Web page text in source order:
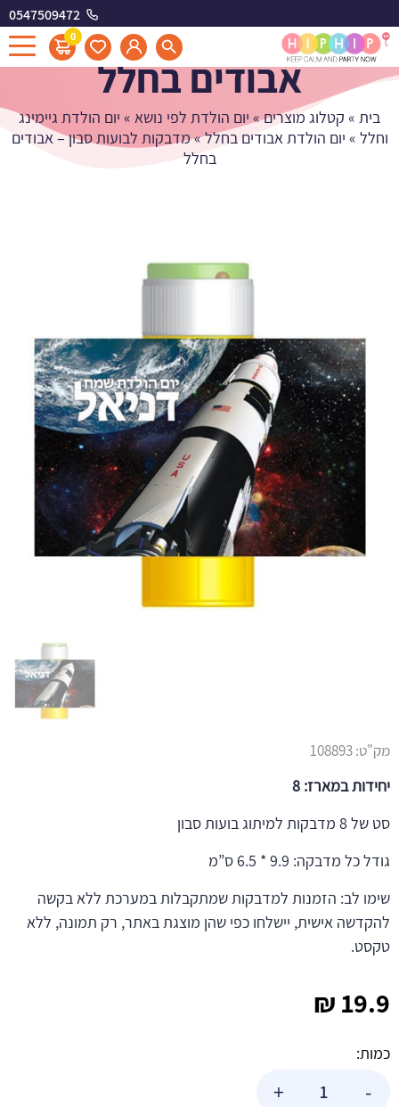
0547509472
0
מדבקות לבועות סבון -
אבודים בחלל
בית » קטלוג מוצרים» יום הולדת לפי נושא » יום הולדת גיימינג
וחלל » יום הולדת אבודים בחלל»מדבקות לבועות סבון – אבודים
בחלל
19.9
₪
כמות:
-
+
מק"ט:108893
יחידות במארז: 8
סט של 8 מדבקות למיתוג בועות סבון
גודל כל מדבקה: 9.9 * 6.5 ס”מ
שימו לב: הזמנות למדבקות שמתקבלות במערכת ללא בקשה
להקדשה אישית, יישלחו כפי שהן מוצגת באתר, רק תמונה, ללא
טקסט.